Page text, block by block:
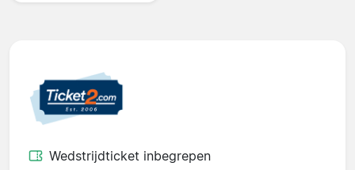
Wedstrijdticket inbegrepen